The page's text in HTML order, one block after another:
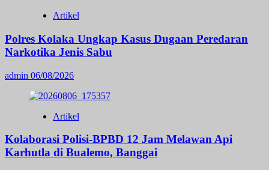
Artikel
Polres Kolaka Ungkap Kasus Dugaan Peredaran
Narkotika Jenis Sabu
admin 06/08/2026
Artikel
Kolaborasi Polisi-BPBD 12 Jam Melawan Api
Karhutla di Bualemo, Banggai